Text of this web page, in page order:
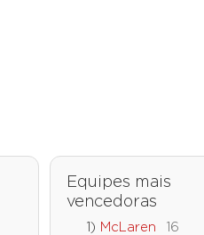
Equipes mais
vencedoras
McLaren
16